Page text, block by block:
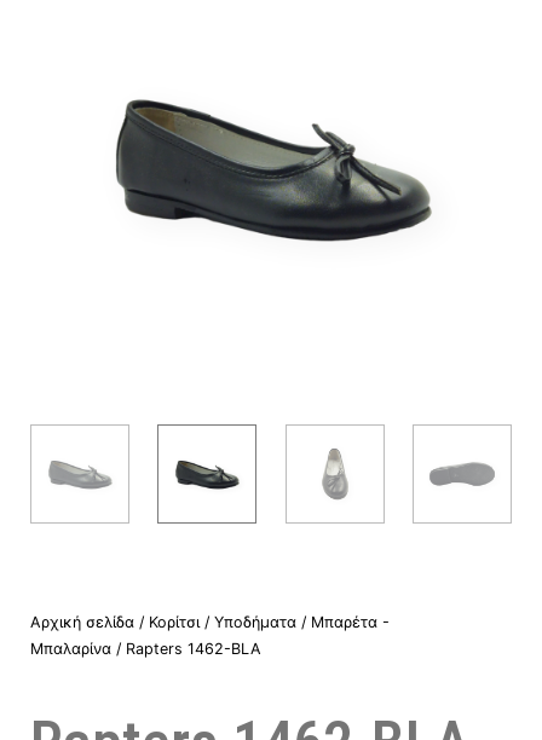
Αρχική σελίδα / Κορίτσι / Υποδήματα / Μπαρέτα -
Μπαλαρίνα / Rapters 1462-BLA